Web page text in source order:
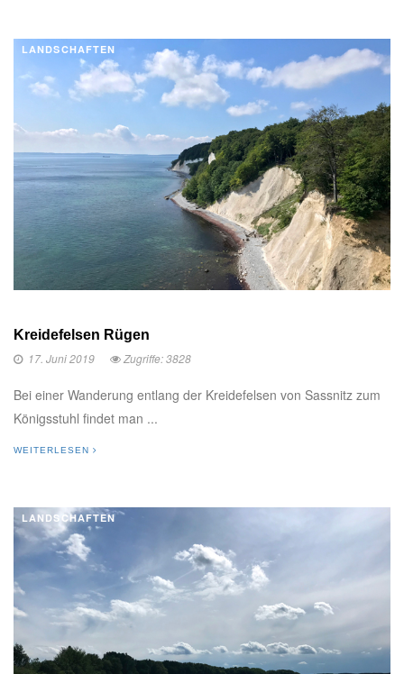
LANDSCHAFTEN
Kreidefelsen Rügen
17. Juni 2019
Zugriffe: 3828
Bei einer Wanderung entlang der Kreidefelsen von Sassnitz zum
Königsstuhl findet man ...
WEITERLESEN
LANDSCHAFTEN